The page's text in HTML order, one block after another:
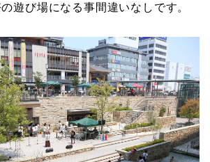
遊び場になる事間違いなしです。